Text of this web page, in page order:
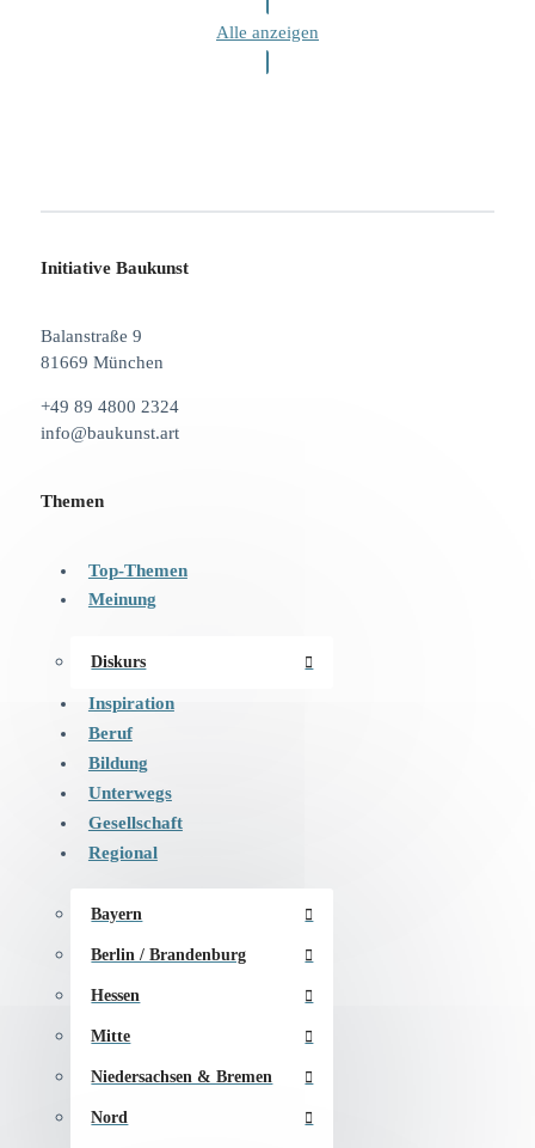
Alle anzeigen
Initiative Baukunst
Balanstraße 9
81669 München
+49 89 4800 2324
info@baukunst.art
Themen
Top-Themen
Meinung
Diskurs
Inspiration
Beruf
Bildung
Unterwegs
Gesellschaft
Regional
Bayern
Berlin / Brandenburg
Hessen
Mitte
Niedersachsen & Bremen
Nord